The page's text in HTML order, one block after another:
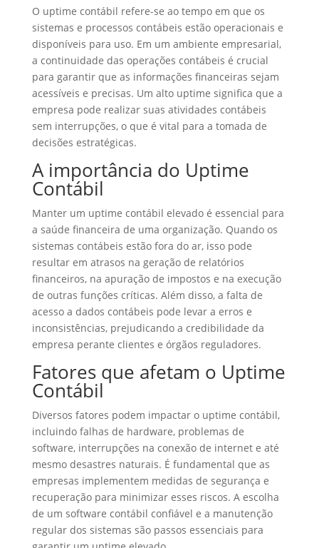
O uptime contábil refere-se ao tempo em que os
sistemas e processos contábeis estão operacionais e
disponíveis para uso. Em um ambiente empresarial,
a continuidade das operações contábeis é crucial
para garantir que as informações financeiras sejam
acessíveis e precisas. Um alto uptime significa que a
empresa pode realizar suas atividades contábeis
sem interrupções, o que é vital para a tomada de
decisões estratégicas.
A importância do Uptime
Contábil
Manter um uptime contábil elevado é essencial para
a saúde financeira de uma organização. Quando os
sistemas contábeis estão fora do ar, isso pode
resultar em atrasos na geração de relatórios
financeiros, na apuração de impostos e na execução
de outras funções críticas. Além disso, a falta de
acesso a dados contábeis pode levar a erros e
inconsistências, prejudicando a credibilidade da
empresa perante clientes e órgãos reguladores.
Fatores que afetam o Uptime
Contábil
Diversos fatores podem impactar o uptime contábil,
incluindo falhas de hardware, problemas de
software, interrupções na conexão de internet e até
mesmo desastres naturais. É fundamental que as
empresas implementem medidas de segurança e
recuperação para minimizar esses riscos. A escolha
de um software contábil confiável e a manutenção
regular dos sistemas são passos essenciais para